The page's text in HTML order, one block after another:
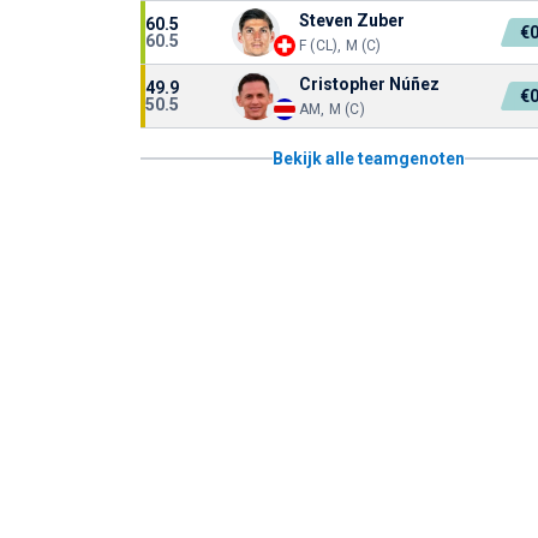
60.5
60.5
Steven Zuber
F (CL), M (C)
49.9
50.5
Cristopher Núñez
AM, M (C)
Bekijk alle teamgenoten